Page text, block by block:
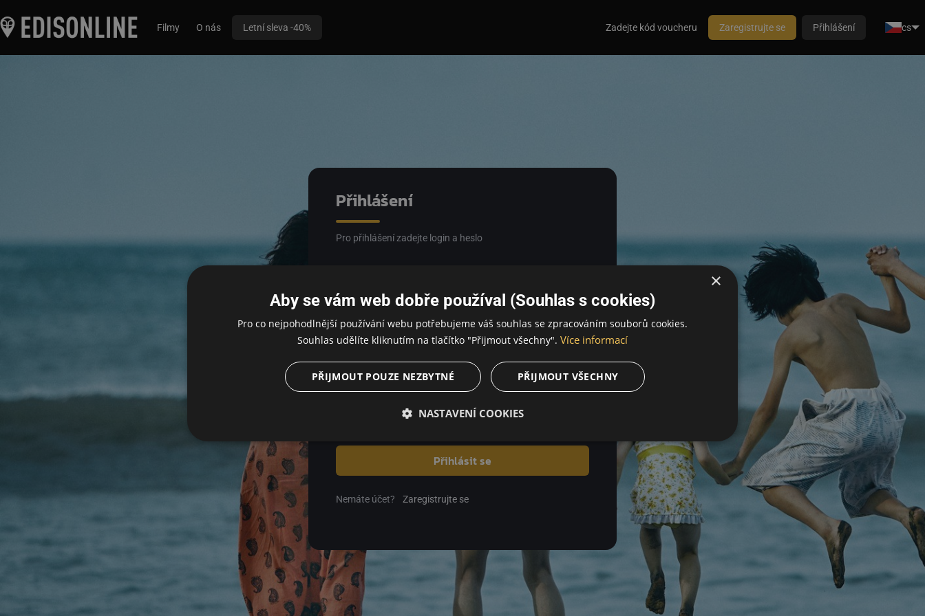
Filmy O nás Letní sleva -40% Zadejte kód voucheru Zaregistrujte se Přihlášení cs
Přihlášení
Pro přihlášení zadejte login a heslo
Email
Zapomenuté heslo
Přihlásit se
Nemáte účet? Zaregistrujte se
×
Aby se vám web dobře používal (Souhlas s cookies)
Pro co nejpohodlnější používání webu potřebujeme váš souhlas se zpracováním souborů cookies.
Souhlas udělíte kliknutím na tlačítko "Přijmout všechny". Více informací
PŘIJMOUT VŠECHNY
PŘIJMOUT POUZE NEZBYTNÉ
NASTAVENÍ COOKIES